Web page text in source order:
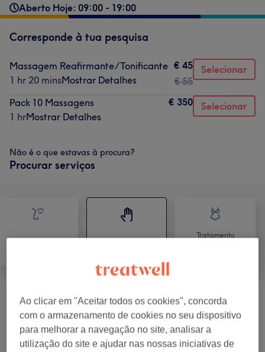
Aberto Hoje: 09:00 - 19:00
Corresponde à tua pesquisa
Massagem Reafirmante/Tonificante
1 hr 20 minsMostrar Detalhes
€ 45
€ 55
Selecionar
Pack 10 Massagens
1 hrMostrar Detalhes
€ 350 Selecionar
Não é o que estavas à procura?
Procurar serviços
Tratamento Facial Massagem
Tratamento
Massagens (4 desde € 45
O nosso Trabalho
Ao clicar em "Aceitar todos os cookies", concorda
com o armazenamento de cookies no seu dispositivo
para melhorar a navegação no site, analisar a
utilização do site e ajudar nas nossas iniciativas de